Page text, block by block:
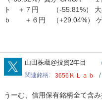
ト ＋７円 （-55.81%） 大
ｂ ＋６円 （+29.04%） ゲ
yamadada_kabuzo
山田株蔵@投資2年目
関連銘柄
3656 ＫＬａｂ
うーむ、信用保有銘柄全て含